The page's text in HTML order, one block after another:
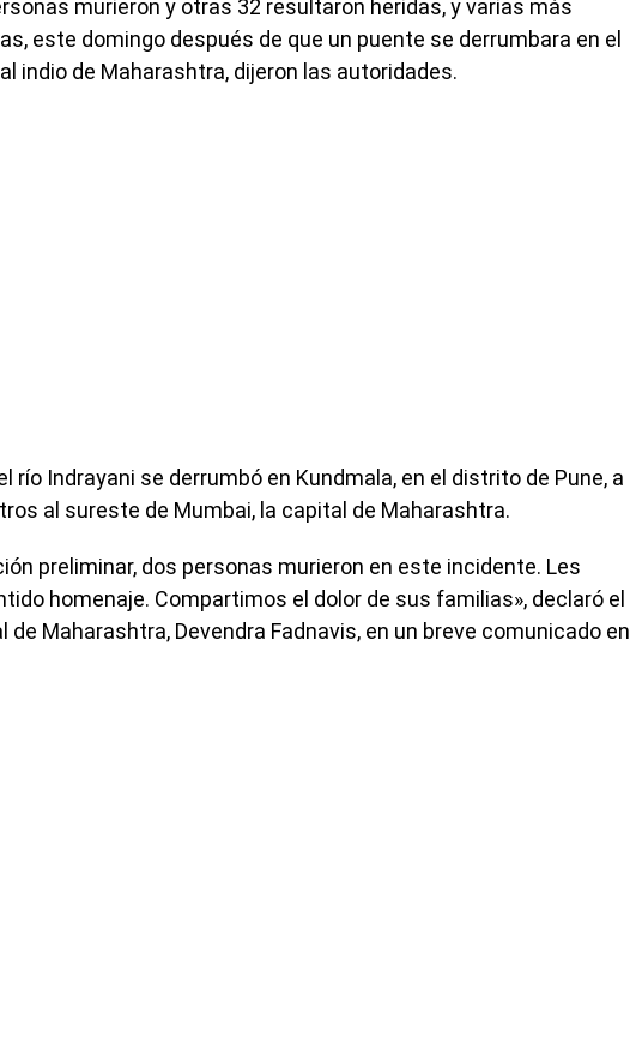
murieron y otras 32 resultaron heridas, y varias más
este domingo después de que un puente se derrumbara en el
indio de Maharashtra, dijeron las autoridades.
río Indrayani se derrumbó en Kundmala, en el distrito de Pune, a
al sureste de Mumbai, la capital de Maharashtra.
preliminar, dos personas murieron en este incidente. Les
homenaje. Compartimos el dolor de sus familias», declaró el
de Maharashtra, Devendra Fadnavis, en un breve comunicado en